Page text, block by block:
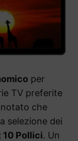
per
TV preferite
che
selezione dei
10 Pollici. Un